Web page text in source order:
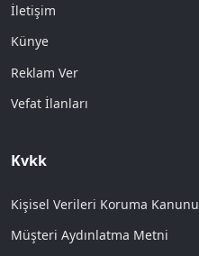
İletişim
Künye
Reklam Ver
Vefat İlanları
Kvkk
Kişisel Verileri Koruma Kanunu
Müşteri Aydınlatma Metni